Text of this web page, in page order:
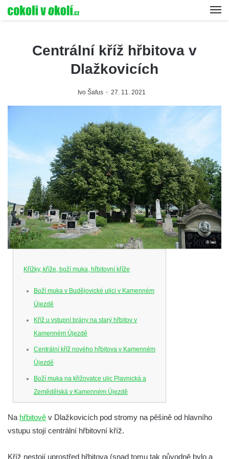
Centrální kříž hřbitova v
Dlažkovicích
Ivo Šafus 27. 11. 2021
Křížky, kříže, boží muka, hřbitovní kříže
Boží muka v Budějovické ulici v Kamenném
Újezdě
Kříž u vstupní brány na starý hřbitov v
Kamenném Újezdě
Centrální kříž nového hřbitova v Kamenném
Újezdě
Boží muka na křižovatce ulic Plavnická a
Zemědělská v Kamenném Újezdě
v Kamenném Újezdě
Kříž na křižovatce ulic 5. května a Dělnická
Na hřbitově v Dlažkovicích pod stromy na pěšině od hlavního
vstupu stojí centrální hřbitovní kříž.
Kříž nestojí uprostřed hřbitova (snad tomu tak původně bylo a